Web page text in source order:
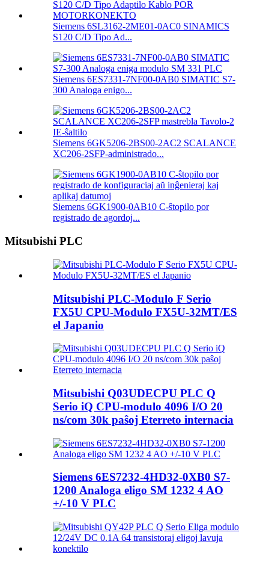
Siemens 6SL3162-2ME01-0AC0 SINAMICS
S120 C/D Tipo Ad...
Siemens 6ES7331-7NF00-0AB0 SIMATIC S7-
300 Analoga enigo...
Siemens 6GK5206-2BS00-2AC2 SCALANCE
XC206-2SFP-administrado...
Siemens 6GK1900-0AB10 C-ŝtopilo por
registrado de agordoj...
Mitsubishi PLC
Mitsubishi PLC-Modulo F Serio
FX5U CPU-Modulo FX5U-32MT/ES
el Japanio
Mitsubishi Q03UDECPU PLC Q
Serio iQ CPU-modulo 4096 I/O 20
ns/com 30k paŝoj Eterreto internacia
Siemens 6ES7232-4HD32-0XB0 S7-
1200 Analoga eligo SM 1232 4 AO
+/-10 V PLC